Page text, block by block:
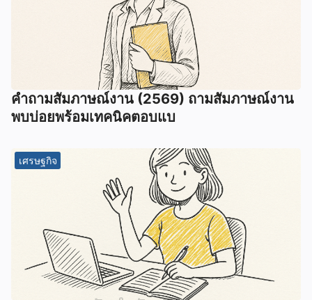
คำถามสัมภาษณ์งาน (2569) ถามสัมภาษณ์งาน
พบบ่อยพร้อมเทคนิคตอบแบ
เศรษฐกิจ